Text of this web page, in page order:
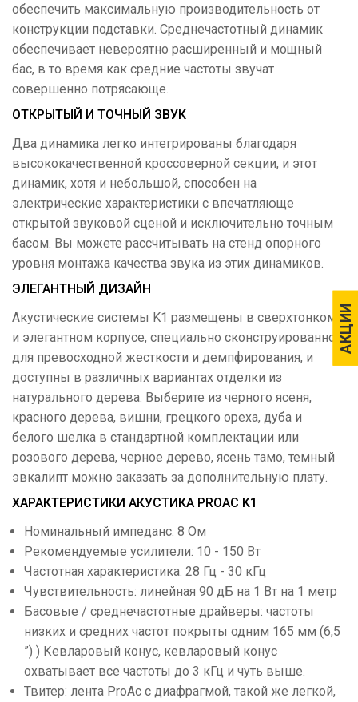
АКЦИИ
АКЦИИ
обеспечить максимальную производительность от
конструкции подставки. Среднечастотный динамик
обеспечивает невероятно расширенный и мощный
бас, в то время как средние частоты звучат
совершенно потрясающе.
ОТКРЫТЫЙ И ТОЧНЫЙ ЗВУК
Два динамика легко интегрированы благодаря
высококачественной кроссоверной секции, и этот
динамик, хотя и небольшой, способен на
электрические характеристики с впечатляюще
открытой звуковой сценой и исключительно точным
басом. Вы можете рассчитывать на стенд опорного
уровня монтажа качества звука из этих динамиков.
ЭЛЕГАНТНЫЙ ДИЗАЙН
Акустические системы K1 размещены в сверхтонком
и элегантном корпусе, специально сконструированном
для превосходной жесткости и демпфирования, и
доступны в различных вариантах отделки из
натурального дерева. Выберите из черного ясеня,
красного дерева, вишни, грецкого ореха, дуба и
белого шелка в стандартной комплектации или
розового дерева, черное дерево, ясень тамо, темный
эвкалипт можно заказать за дополнительную плату.
ХАРАКТЕРИСТИКИ АКУСТИКА PROAC K1
Номинальный импеданс: 8 Ом
Рекомендуемые усилители: 10 - 150 Вт
Частотная характеристика: 28 Гц - 30 кГц
Чувствительность: линейная 90 дБ на 1 Вт на 1 метр
Басовые / среднечастотные драйверы: частоты
низких и средних частот покрыты одним 165 мм (6,5
”) ) Кевларовый конус, кевларовый конус
охватывает все частоты до 3 кГц и чуть выше.
Твитер: лента ProAc с диафрагмой, такой же легкой,